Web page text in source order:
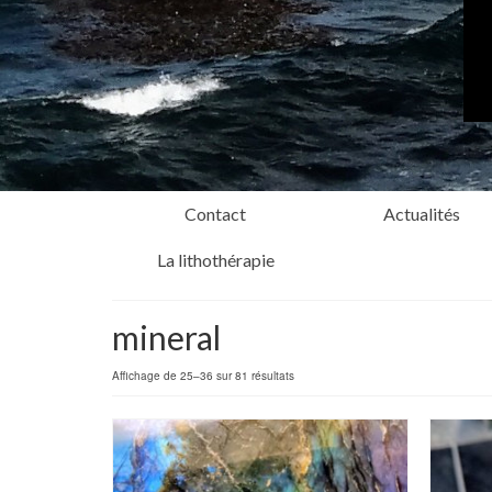
Contact Actualités
La lithothérapie
mineral
Affichage de 25–36 sur 81 résultats